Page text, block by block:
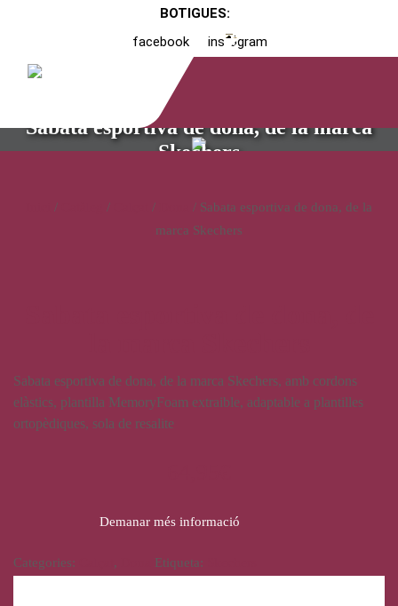
BOTIGUES:
facebook
instagram
Sabata esportiva de dona, de la marca
Skechers
/ / /
/ Sabata esportiva de dona, de la
marca Skechers
Sabata esportiva de dona, de la marca Skechers, amb cordons
elàstics, plantilla MemoryFoam extraible, adaptable a plantilles
ortopèdiques, sola de resalite
Demanar més informació
Categories: , Etiqueta: